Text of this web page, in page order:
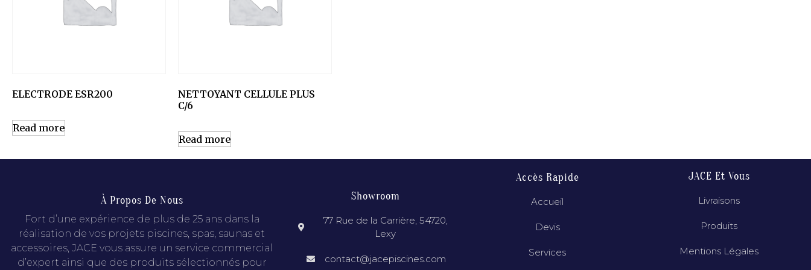
ELECTRODE ESR200
Read more
NETTOYANT CELLULE PLUS
C/6
Read more
À Propos De Nous
Fort d’une expérience de plus de 25 ans dans la
réalisation de vos projets piscines, spas, saunas et
accessoires, JACE vous assure un service commercial
d’expert ainsi que des produits sélectionnés pour
Showroom
77 Rue de la Carrière, 54720,
Lexy
contact@jacepiscines.com
Accès Rapide
Accueil
Devis
Services
JACE Et Vous
Livraisons
Produits
Mentions Légales